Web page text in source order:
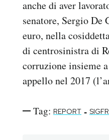
anche di aver
senatore, Sergio
euro, nella
di centrosinistra di
corruzione insieme
appello nel 2017
Tag: REPORT -